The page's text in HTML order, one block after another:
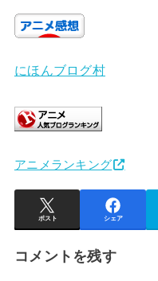
にほんブログ村
アニメランキング
ポスト シェア
コメントを残す